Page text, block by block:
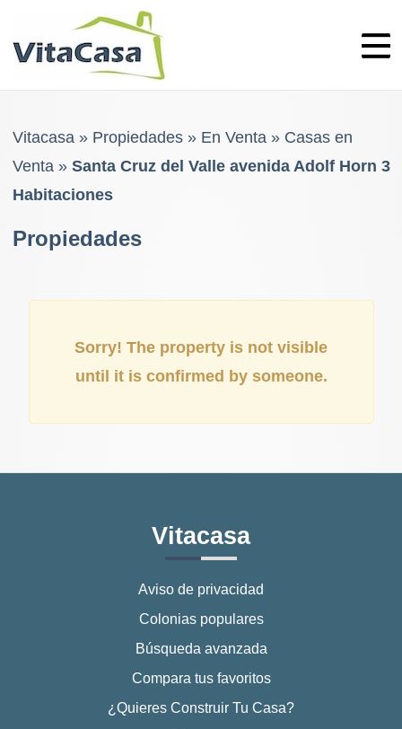
Vitacasa» Propiedades» En Venta» Casas en
Venta» Santa Cruz del Valle avenida Adolf Horn 3
Habitaciones
Propiedades
Sorry! The property is not visible
until it is confirmed by someone.
Vitacasa
Aviso de privacidad
Colonias populares
Búsqueda avanzada
Compara tus favoritos
¿Quieres Construir Tu Casa?